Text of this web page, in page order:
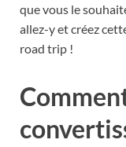
que vous le
allez-y et créez
road trip !